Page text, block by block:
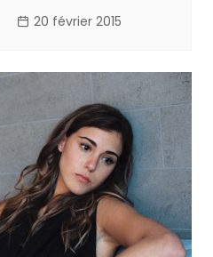
20 février 2015